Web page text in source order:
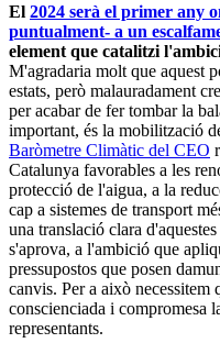
El 2024 serà el primer any
puntualment- a un
element que catalitzi
M'agradaria molt que aquest
estats, però malauradament
per acabar de fer tombar la
important, és la mobilització
Baròmetre Climàtic del CEO
Catalunya favorables a les
protecció de l'aigua, a la
cap a sistemes de transport
una translació clara
s'aprova, a l'ambició que
pressupostos que posen
canvis. Per a això necessitem
conscienciada i compromesa
representants.